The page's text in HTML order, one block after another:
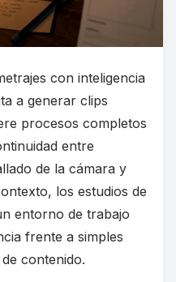
con inteligencia
a generar clips
procesos completos
entre
de la cámara y
los estudios de
entorno de trabajo
frente a simples
contenido.